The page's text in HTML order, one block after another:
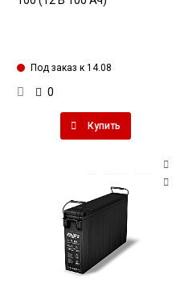
Под заказ к 14.08
0
Купить